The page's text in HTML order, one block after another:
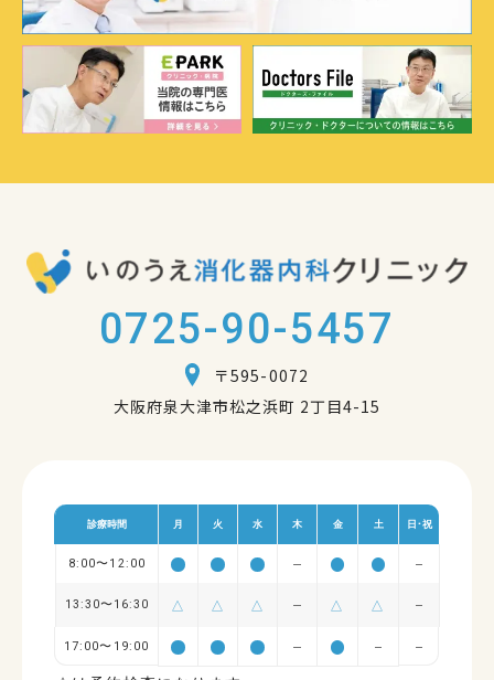
0725-90-5457
〒595-0072
大阪府泉大津市松之浜町 2丁目4-15
診療時間 月 火 水 木 金 土 日･祝
8:00〜12:00
13:30〜16:30 △ △ △ △ △
17:00〜19:00